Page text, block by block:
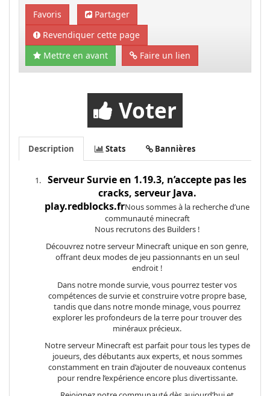
Favoris
Partager
Revendiquer cette page
Mettre en avant
Faire un lien
Voter
Description Stats Bannières
Serveur Survie en 1.19.3, n’accepte pas les
cracks, serveur Java.
play.redblocks.frNous sommes à la recherche d’une
communauté minecraft
Nous recrutons des Builders !
Découvrez notre serveur Minecraft unique en son genre,
offrant deux modes de jeu passionnants en un seul
endroit !
Dans notre monde survie, vous pourrez tester vos
compétences de survie et construire votre propre base,
tandis que dans notre monde minage, vous pourrez
explorer les profondeurs de la terre pour trouver des
minéraux précieux.
Notre serveur Minecraft est parfait pour tous les types de
joueurs, des débutants aux experts, et nous sommes
constamment en train d’ajouter de nouveaux contenus
pour rendre l’expérience encore plus divertissante.